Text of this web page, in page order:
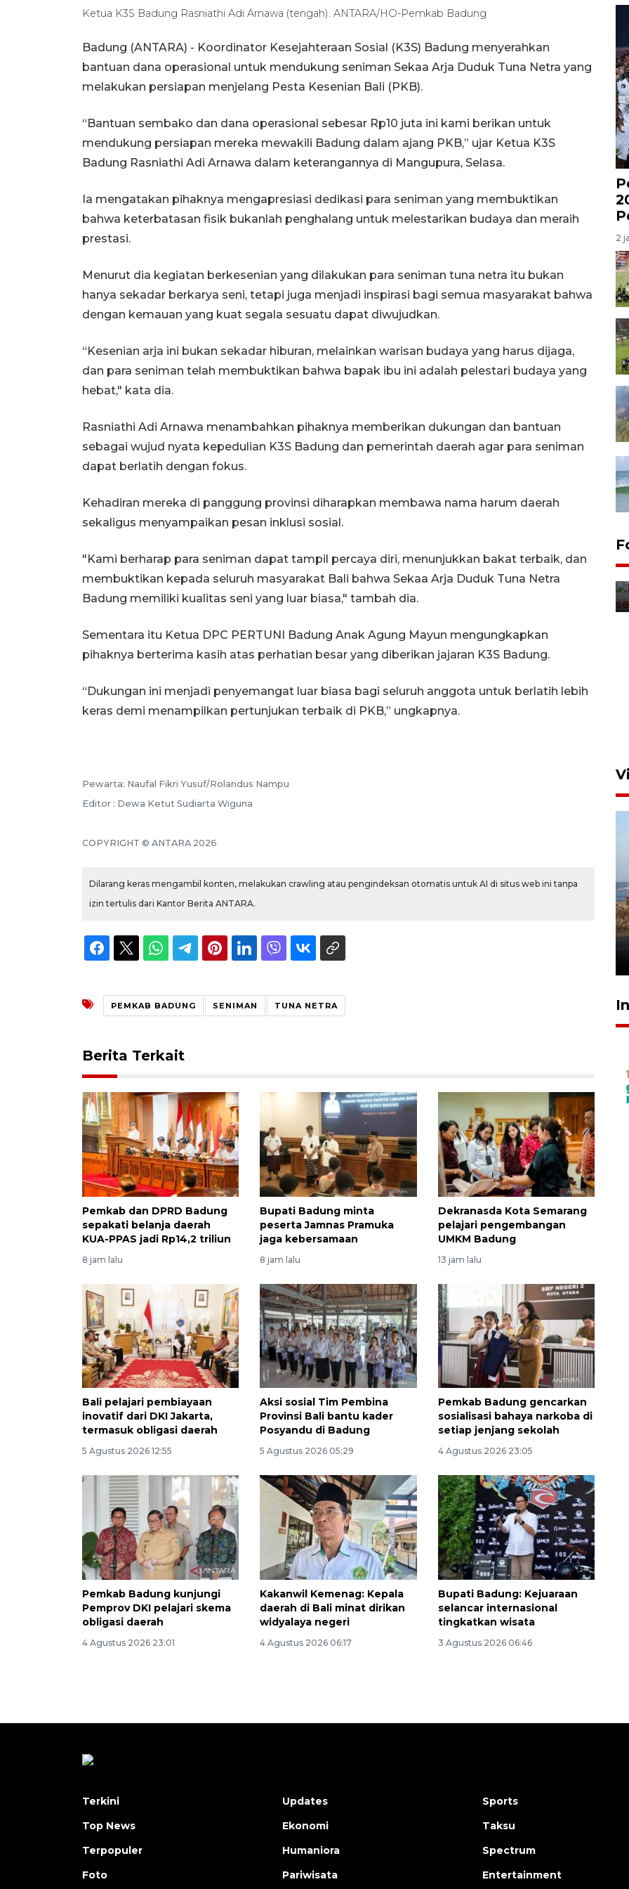
Ketua K3S Badung Rasniathi Adi Arnawa (tengah). ANTARA/HO-Pemkab Badung
Badung (ANTARA) - Koordinator Kesejahteraan Sosial (K3S) Badung menyerahkan
bantuan dana operasional untuk mendukung seniman Sekaa Arja Duduk Tuna Netra yang
melakukan persiapan menjelang Pesta Kesenian Bali (PKB).
“Bantuan sembako dan dana operasional sebesar Rp10 juta ini kami berikan untuk
mendukung persiapan mereka mewakili Badung dalam ajang PKB,” ujar Ketua K3S
Badung Rasniathi Adi Arnawa dalam keterangannya di Mangupura, Selasa.
Ia mengatakan pihaknya mengapresiasi dedikasi para seniman yang membuktikan
bahwa keterbatasan fisik bukanlah penghalang untuk melestarikan budaya dan meraih
prestasi.
Menurut dia kegiatan berkesenian yang dilakukan para seniman tuna netra itu bukan
hanya sekadar berkarya seni, tetapi juga menjadi inspirasi bagi semua masyarakat bahwa
dengan kemauan yang kuat segala sesuatu dapat diwujudkan.
“Kesenian arja ini bukan sekadar hiburan, melainkan warisan budaya yang harus dijaga,
dan para seniman telah membuktikan bahwa bapak ibu ini adalah pelestari budaya yang
hebat," kata dia.
Rasniathi Adi Arnawa menambahkan pihaknya memberikan dukungan dan bantuan
sebagai wujud nyata kepedulian K3S Badung dan pemerintah daerah agar para seniman
dapat berlatih dengan fokus.
Kehadiran mereka di panggung provinsi diharapkan membawa nama harum daerah
sekaligus menyampaikan pesan inklusi sosial.
"Kami berharap para seniman dapat tampil percaya diri, menunjukkan bakat terbaik, dan
membuktikan kepada seluruh masyarakat Bali bahwa Sekaa Arja Duduk Tuna Netra
Badung memiliki kualitas seni yang luar biasa," tambah dia.
Sementara itu Ketua DPC PERTUNI Badung Anak Agung Mayun mengungkapkan
pihaknya berterima kasih atas perhatian besar yang diberikan jajaran K3S Badung.
“Dukungan ini menjadi penyemangat luar biasa bagi seluruh anggota untuk berlatih lebih
keras demi menampilkan pertunjukan terbaik di PKB,” ungkapnya.
Pewarta: Naufal Fikri Yusuf/Rolandus Nampu
Editor : Dewa Ketut Sudiarta Wiguna
COPYRIGHT © ANTARA 2026
Dilarang keras mengambil konten, melakukan crawling atau pengindeksan otomatis untuk AI di situs web ini tanpa
izin tertulis dari Kantor Berita ANTARA.
PEMKAB BADUNG SENIMAN TUNA NETRA
Berita Terkait
Pemkab dan DPRD Badung
sepakati belanja daerah
KUA-PPAS jadi Rp14,2 triliun
8 jam lalu
Bupati Badung minta
peserta Jamnas Pramuka
jaga kebersamaan
8 jam lalu
Dekranasda Kota Semarang
pelajari pengembangan
UMKM Badung
13 jam lalu
Bali pelajari pembiayaan
inovatif dari DKI Jakarta,
termasuk obligasi daerah
5 Agustus 2026 12:55
Aksi sosial Tim Pembina
Provinsi Bali bantu kader
Posyandu di Badung
5 Agustus 2026 05:29
Pemkab Badung gencarkan
sosialisasi bahaya narkoba di
setiap jenjang sekolah
4 Agustus 2026 23:05
Pemkab Badung kunjungi
Pemprov DKI pelajari skema
obligasi daerah
4 Agustus 2026 23:01
Kakanwil Kemenag: Kepala
daerah di Bali minat dirikan
widyalaya negeri
4 Agustus 2026 06:17
Bupati Badung: Kejuaraan
selancar internasional
tingkatkan wisata
3 Agustus 2026 06:46
2
Persib di laga final Piala
Presiden 2026
Vaksin HPV untuk siswa laki-
2026-08-06 06:30:00
Terkini
Top News
Terpopuler
Foto
Updates
Ekonomi
Humaniora
Pariwisata
Sports
Taksu
Spectrum
Entertainment